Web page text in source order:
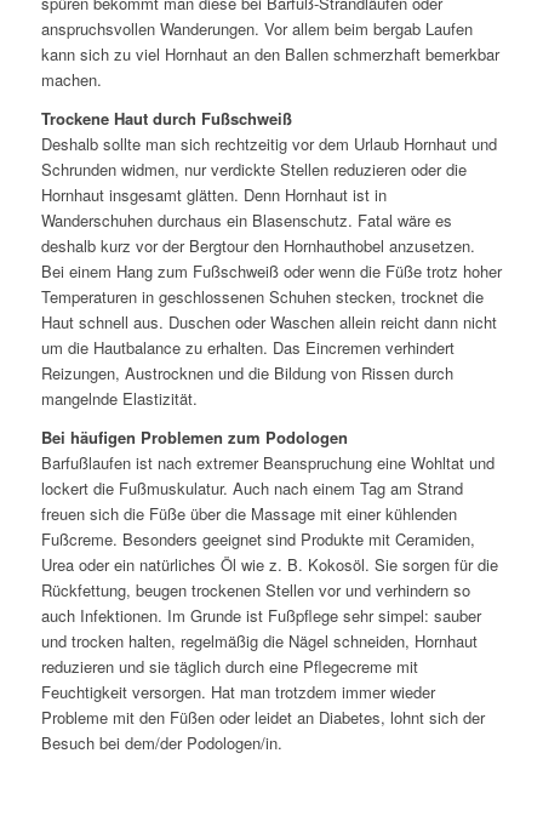
anspruchsvollen Wanderungen. Vor allem beim bergab Laufen
kann sich zu viel Hornhaut an den Ballen schmerzhaft bemerkbar
machen.
Trockene Haut durch Fußschweiß
Deshalb sollte man sich rechtzeitig vor dem Urlaub Hornhaut und
Schrunden widmen, nur verdickte Stellen reduzieren oder die
Hornhaut insgesamt glätten. Denn Hornhaut ist in
Wanderschuhen durchaus ein Blasenschutz. Fatal wäre es
deshalb kurz vor der Bergtour den Hornhauthobel anzusetzen.
Bei einem Hang zum Fußschweiß oder wenn die Füße trotz hoher
Temperaturen in geschlossenen Schuhen stecken, trocknet die
Haut schnell aus. Duschen oder Waschen allein reicht dann nicht
um die Hautbalance zu erhalten. Das Eincremen verhindert
Reizungen, Austrocknen und die Bildung von Rissen durch
mangelnde Elastizität.
Bei häufigen Problemen zum Podologen
Barfußlaufen ist nach extremer Beanspruchung eine Wohltat und
lockert die Fußmuskulatur. Auch nach einem Tag am Strand
freuen sich die Füße über die Massage mit einer kühlenden
Fußcreme. Besonders geeignet sind Produkte mit Ceramiden,
Urea oder ein natürliches Öl wie z. B. Kokosöl. Sie sorgen für die
Rückfettung, beugen trockenen Stellen vor und verhindern so
auch Infektionen. Im Grunde ist Fußpflege sehr simpel: sauber
und trocken halten, regelmäßig die Nägel schneiden, Hornhaut
reduzieren und sie täglich durch eine Pflegecreme mit
Feuchtigkeit versorgen. Hat man trotzdem immer wieder
Probleme mit den Füßen oder leidet an Diabetes, lohnt sich der
Besuch bei dem/der Podologen/in.